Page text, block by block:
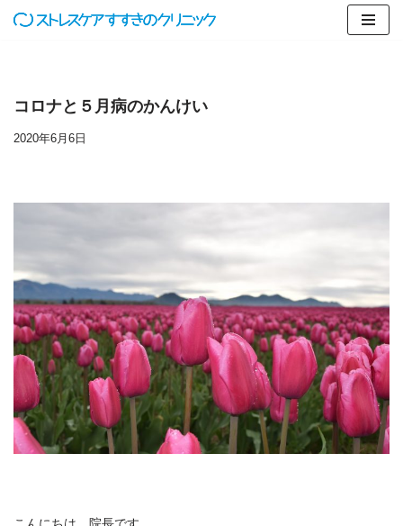
ン
へ
ッ
コロナと５月病のかんけい
2020年6月6日
こんにちは、院長です。